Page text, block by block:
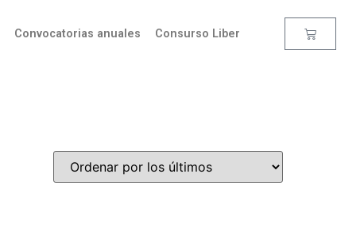
Convocatorias anuales Consurso Liber